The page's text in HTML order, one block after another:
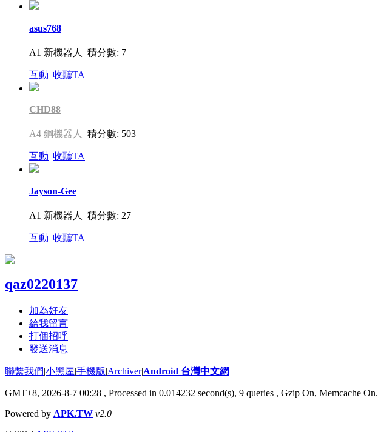
asus768
A1 新機器人 積分數: 7
互動 |收聽TA
CHD88
A4 鋼機器人 積分數: 503
互動 |收聽TA
Jayson-Gee
A1 新機器人 積分數: 27
互動 |收聽TA
qaz0220137
加為好友
給我留言
打個招呼
發送消息
聯繫我們|小黑屋|手機版|Archiver|Android 台灣中文網
GMT+8, 2026-8-7 00:28 , Processed in 0.014232 second(s), 9 queries , Gzip On, Memcache On.
Powered by APK.TW v2.0